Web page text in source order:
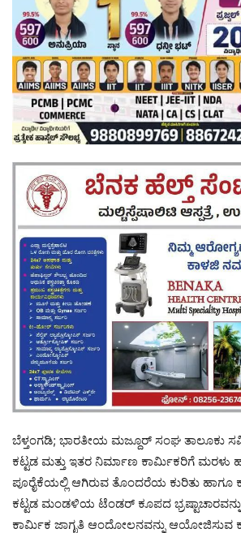
ಬೆಳ್ತಂಗಡಿ; ಭಾರತೀಯ ಮಜ್ದೂರ್ ಸಂಘ ತಾಲೂಕು
ಕಟ್ಟಡ ಮತ್ತು ಇತರ ನಿರ್ಮಾಣ ಕಾರ್ಮಿಕರಿಗೆ ಮರಳು
ಪೂರೈಕೆಯಲ್ಲಿ ಆಗಿರುವ ತೊಂದರೆಯ ಕುರಿತು
ಕಟ್ಟಡ ಮಂಡಳಿಯ ಟೆಂಡರ್ ಕೂಪದ
ಕಾರ್ಮಿಕ ಜಾಗೃತಿ ಆಂದೋಲನವನ್ನು ಆಯೋಜಿಸುವ